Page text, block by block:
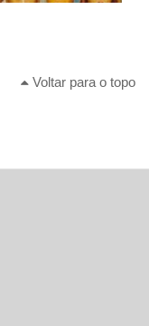
Voltar para o topo